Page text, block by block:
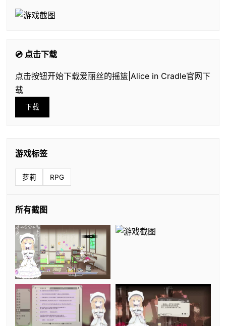
💿 点击下载
点击按钮开始下载爱丽丝的摇篮|Alice in Cradle官网下
载
下载
游戏标签
萝莉 RPG
所有截图